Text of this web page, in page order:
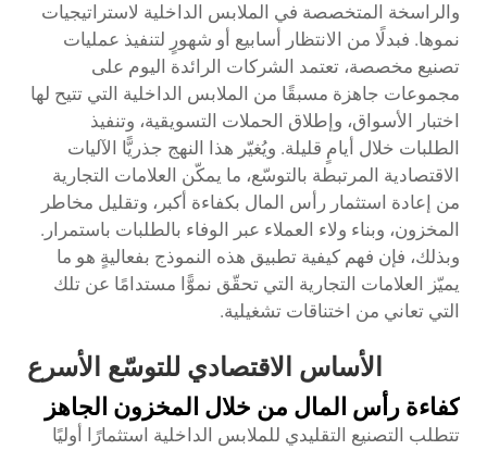
والراسخة المتخصصة في الملابس الداخلية لاستراتيجيات
نموها. فبدلًا من الانتظار أسابيع أو شهورٍ لتنفيذ عمليات
تصنيع مخصصة، تعتمد الشركات الرائدة اليوم على
مجموعات جاهزة مسبقًا من الملابس الداخلية التي تتيح لها
اختبار الأسواق، وإطلاق الحملات التسويقية، وتنفيذ
الطلبات خلال أيامٍ قليلة. ويُغيّر هذا النهج جذريًّا الآليات
الاقتصادية المرتبطة بالتوسّع، ما يمكّن العلامات التجارية
من إعادة استثمار رأس المال بكفاءة أكبر، وتقليل مخاطر
المخزون، وبناء ولاء العملاء عبر الوفاء بالطلبات باستمرار.
وبذلك، فإن فهم كيفية تطبيق هذه النموذج بفعاليةٍ هو ما
يميّز العلامات التجارية التي تحقّق نموًّا مستدامًا عن تلك
التي تعاني من اختناقات تشغيلية.
الأساس الاقتصادي للتوسّع الأسرع
كفاءة رأس المال من خلال المخزون الجاهز
تتطلب التصنيع التقليدي للملابس الداخلية استثمارًا أوليًا